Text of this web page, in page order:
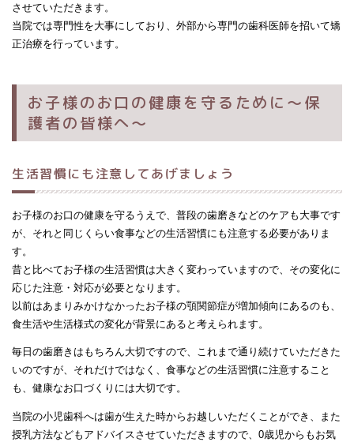
させていただきます。
当院では専門性を大事にしており、外部から専門の歯科医師を招いて矯
正治療を行っています。
お子様のお口の健康を守るために～保
護者の皆様へ～
生活習慣にも注意してあげましょう
お子様のお口の健康を守るうえで、普段の歯磨きなどのケアも大事です
が、それと同じくらい食事などの生活習慣にも注意する必要がありま
す。
昔と比べてお子様の生活習慣は大きく変わっていますので、その変化に
応じた注意・対応が必要となります。
以前はあまりみかけなかったお子様の顎関節症が増加傾向にあるのも、
食生活や生活様式の変化が背景にあると考えられます。
毎日の歯磨きはもちろん大切ですので、これまで通り続けていただきた
いのですが、それだけではなく、食事などの生活習慣に注意すること
も、健康なお口づくりには大切です。
当院の小児歯科へは歯が生えた時からお越しいただくことができ、また
授乳方法などもアドバイスさせていただきますので、0歳児からもお気